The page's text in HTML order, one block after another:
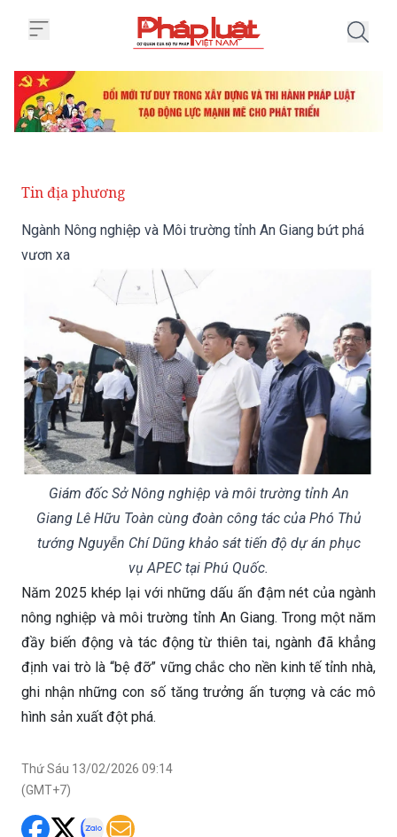
Tin địa phương
Ngành Nông nghiệp và Môi trường tỉnh An Giang bứt phá
vươn xa
Giám đốc Sở Nông nghiệp và môi trường tỉnh An
Giang Lê Hữu Toàn cùng đoàn công tác của Phó Thủ
tướng Nguyễn Chí Dũng khảo sát tiến độ dự án phục
vụ APEC tại Phú Quốc.
Năm 2025 khép lại với những dấu ấn đậm nét của ngành
nông nghiệp và môi trường tỉnh An Giang. Trong một năm
đầy biến động và tác động từ thiên tai, ngành đã khẳng
định vai trò là “bệ đỡ” vững chắc cho nền kinh tế tỉnh nhà,
ghi nhận những con số tăng trưởng ấn tượng và các mô
hình sản xuất đột phá.
Thứ Sáu 13/02/2026 09:14
(GMT+7)